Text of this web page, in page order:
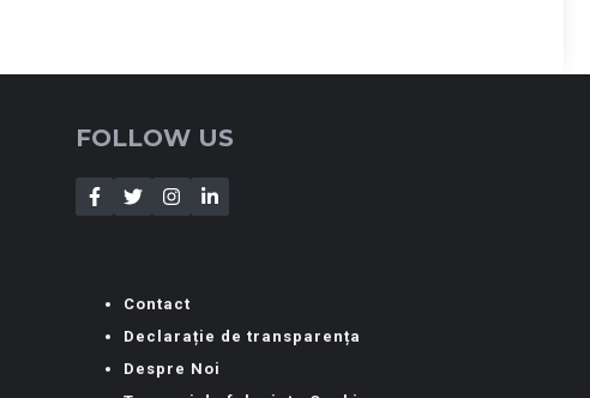
FOLLOW US
Contact
Declarație de transparența
Despre Noi